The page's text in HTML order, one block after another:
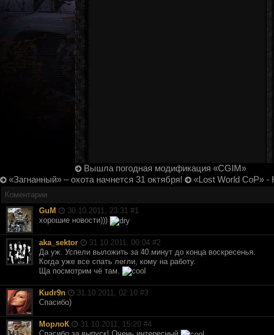
Вышла погодная модификация «CGIM»
«Загнанный» – охота начнется 31 октября!
«Lost World CoP»
Коментарии
GuM
30.10.2011, 23:31 #1
хорошие новости)))
aka_sektor 31.10.2011, 00:04 #2
Да уж. Успели выложить за 40 минут до конца воскресенья.
Когда уже все спать легли, кому на работу.
Ща посмотрим чё там.
Kudr9n 31.10.2011, 02:10 #3
Спасибо)
МорлоК 31.10.2011, 15:20 #4